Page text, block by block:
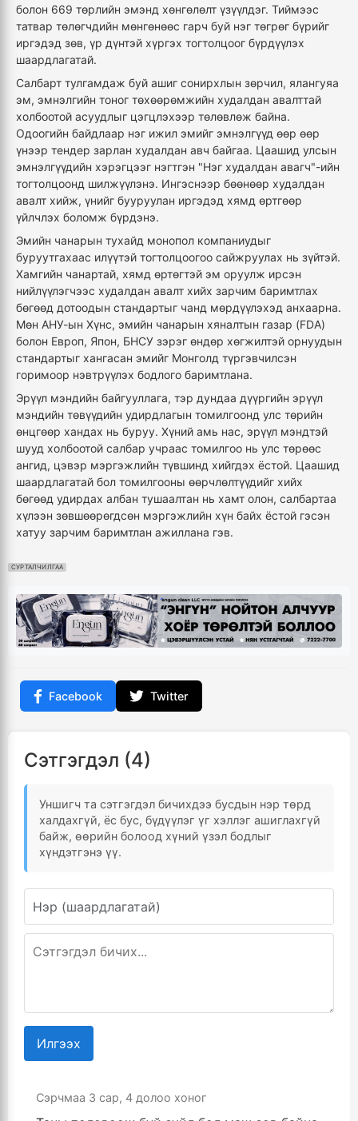
болон 669 төрлийн эмэнд хөнгөлөлт үзүүлдэг. Тиймээс
татвар төлөгчдийн мөнгөнөөс гарч буй нэг төгрөг бүрийг
иргэдэд зөв, үр дүнтэй хүргэх тогтолцоог бүрдүүлэх
шаардлагатай.
Салбарт тулгамдаж буй ашиг сонирхлын зөрчил, ялангуяа
эм, эмнэлгийн тоног төхөөрөмжийн худалдан авалттай
холбоотой асуудлыг цэгцлэхээр төлөвлөж байна.
Одоогийн байдлаар нэг ижил эмийг эмнэлгүүд өөр өөр
үнээр тендер зарлан худалдан авч байгаа. Цаашид улсын
эмнэлгүүдийн хэрэгцээг нэгтгэн "Нэг худалдан авагч"-ийн
тогтолцоонд шилжүүлэнэ. Ингэснээр бөөнөөр худалдан
авалт хийж, үнийг бууруулан иргэдэд хямд өртгөөр
үйлчлэх боломж бүрдэнэ.
Эмийн чанарын тухайд монопол компаниудыг
буруутгахаас илүүтэй тогтолцоогоо сайжруулах нь зүйтэй.
Хамгийн чанартай, хямд өртөгтэй эм оруулж ирсэн
нийлүүлэгчээс худалдан авалт хийх зарчим баримтлах
бөгөөд дотоодын стандартыг чанд мөрдүүлэхэд анхаарна.
Мөн АНУ-ын Хүнс, эмийн чанарын хяналтын газар (FDA)
болон Европ, Япон, БНСУ зэрэг өндөр хөгжилтэй орнуудын
стандартыг хангасан эмийг Монголд түргэвчилсэн
горимоор нэвтрүүлэх бодлого баримтлана.
Эрүүл мэндийн байгууллага, тэр дундаа дүүргийн эрүүл
мэндийн төвүүдийн удирдлагын томилгоонд улс төрийн
өнцгөөр хандах нь буруу. Хүний амь нас, эрүүл мэндтэй
шууд холбоотой салбар учраас томилгоо нь улс төрөөс
ангид, цэвэр мэргэжлийн түвшинд хийгдэх ёстой. Цаашид
шаардлагатай бол томилгооны өөрчлөлтүүдийг хийх
бөгөөд удирдах албан тушаалтан нь хамт олон, салбартаа
хүлээн зөвшөөрөгдсөн мэргэжлийн хүн байх ёстой гэсэн
хатуу зарчим баримтлан ажиллана гэв.
СУРТАЛЧИЛГАА
Facebook Twitter
Сэтгэгдэл (4)
Уншигч та сэтгэгдэл бичихдээ бусдын нэр төрд
халдахгүй, ёс бус, бүдүүлэг үг хэллэг ашиглахгүй
байж, өөрийн болоод хүний үзэл бодлыг
хүндэтгэнэ үү.
Илгээх
Сэрчмаа 3 сар, 4 долоо хоног